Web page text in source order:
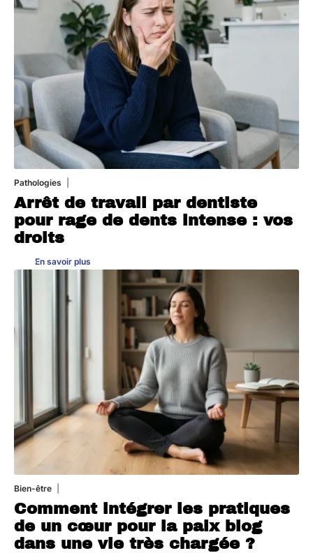
Pathologies
Arrêt de travail par dentiste
pour rage de dents intense : vos
droits
En savoir plus
Bien-être
Comment intégrer les pratiques
de un cœur pour la paix blog
dans une vie très chargée ?